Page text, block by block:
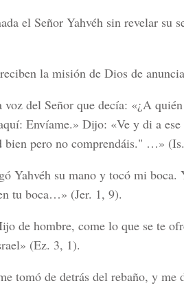
el Señor Yahvéh sin revelar su
la misión de Dios de
del Señor que decía: «¿A
Envíame.» Dijo: «Ve y di a
bien pero no comprendáis." …»
Yahvéh su mano y tocó mi
tu boca…» (Jer. 1, 9).
de hombre, come lo que se te
(Ez. 3, 1).
tomó de detrás del rebaño, y